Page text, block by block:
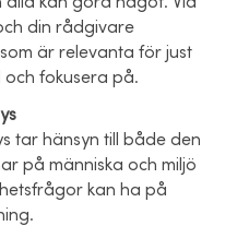
din rådgivare
är relevanta för just
fokusera på.
tar hänsyn till både den
på människa och miljö
kan ha på